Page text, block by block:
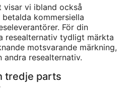
visar vi ibland också
kommersiella
För din
resealternativ tydligt märkta
motsvarande märkning,
resealternativ.
tredje parts